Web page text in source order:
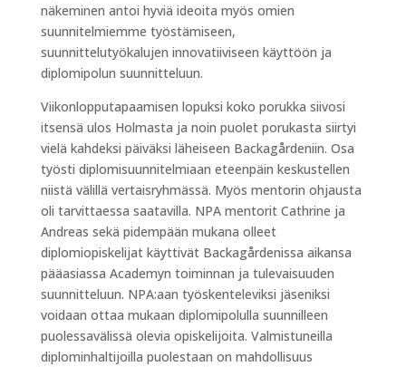
näkeminen antoi hyviä ideoita myös omien
suunnitelmiemme työstämiseen,
suunnittelutyökalujen innovatiiviseen käyttöön ja
diplomipolun suunnitteluun.
Viikonlopputapaamisen lopuksi koko porukka siivosi
itsensä ulos Holmasta ja noin puolet porukasta siirtyi
vielä kahdeksi päiväksi läheiseen Backagårdeniin. Osa
työsti diplomisuunnitelmiaan eteenpäin keskustellen
niistä välillä vertaisryhmässä. Myös mentorin ohjausta
oli tarvittaessa saatavilla. NPA mentorit Cathrine ja
Andreas sekä pidempään mukana olleet
diplomiopiskelijat käyttivät Backagårdenissa aikansa
pääasiassa Academyn toiminnan ja tulevaisuuden
suunnitteluun. NPA:aan työskenteleviksi jäseniksi
voidaan ottaa mukaan diplomipolulla suunnilleen
puolessavälissä olevia opiskelijoita. Valmistuneilla
diplominhaltijoilla puolestaan on mahdollisuus